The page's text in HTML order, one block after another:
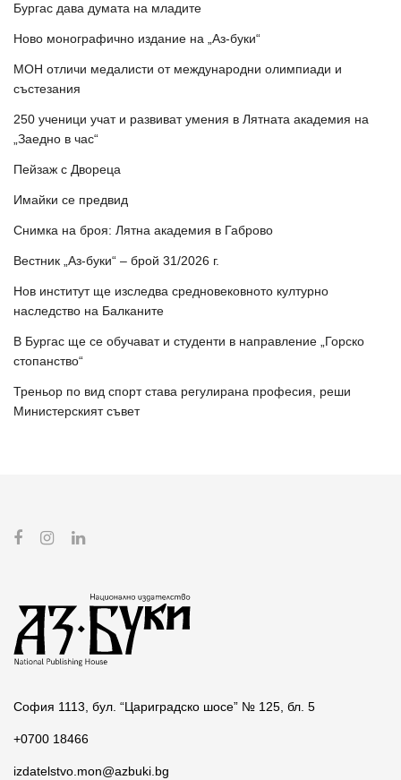
Бургас дава думата на младите
Ново монографично издание на „Аз-буки“
МОН отличи медалисти от международни олимпиади и
състезания
250 ученици учат и развиват умения в Лятната академия на
„Заедно в час“
Пейзаж с Двореца
Имайки се предвид
Снимка на броя: Лятна академия в Габрово
Вестник „Аз-буки“ – брой 31/2026 г.
Нов институт ще изследва средновековното културно
наследство на Балканите
В Бургас ще се обучават и студенти в направление „Горско
стопанство“
Треньор по вид спорт става регулирана професия, реши
Министерският съвет
София 1113, бул. “Цариградско шосе” № 125, бл. 5
+0700 18466
izdatelstvo.mon@azbuki.bg